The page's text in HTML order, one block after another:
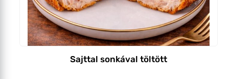
Sajttal sonkával töltött